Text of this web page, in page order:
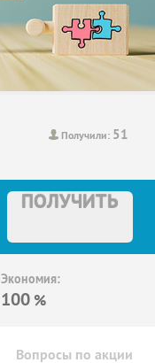
Получили: 51
ПОЛУЧИТЬ
Экономия:
100 %
Вопросы по акции